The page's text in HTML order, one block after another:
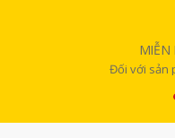
MIỄN
Đối với sản